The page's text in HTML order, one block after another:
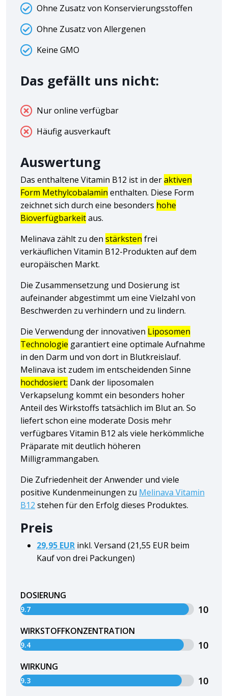
Ohne Zusatz von Konservierungsstoffen
Ohne Zusatz von Allergenen
Keine GMO
Das gefällt uns nicht:
Nur online verfügbar
Häufig ausverkauft
Auswertung
Das enthaltene Vitamin B12 ist in deraktiven
Form Methylcobalamin enthalten. Diese Form
zeichnet sich durch eine besonders hohe
Bioverfügbarkeitaus.
Melinava zählt zu den stärksten frei
verkäuflichen Vitamin B12-Produkten auf dem
europäischen Markt.
Die Zusammensetzung und Dosierung ist
aufeinander abgestimmt um eine Vielzahl von
Beschwerden zu verhindern und zu lindern.
Die Verwendung der innovativen Liposomen
Technologie garantiert eine optimale Aufnahme
in den Darm und von dort in Blutkreislauf.
Melinava ist zudem im entscheidenden Sinne
hochdosiert: Dank der liposomalen
Verkapselung kommt ein besonders hoher
Anteil des Wirkstoffs tatsächlich im Blut an. So
liefert schon eine moderate Dosis mehr
verfügbares Vitamin B12 als viele herkömmliche
Präparate mit deutlich höheren
Milligrammangaben.
Die Zufriedenheit der Anwender und viele
positive Kundenmeinungen zu Melinava Vitamin
B12 stehen für den Erfolg dieses Produktes.
Preis
29,95 EUR inkl. Versand (21,55 EUR beim
Kauf von drei Packungen)
DOSIERUNG
9.7 10
WIRKSTOFFKONZENTRATION
9.4 10
WIRKUNG
9.3 10